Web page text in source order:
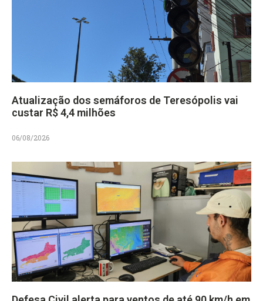
Atualização dos semáforos de Teresópolis vai
custar R$ 4,4 milhões
06/08/2026